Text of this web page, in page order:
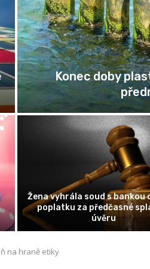
Zaměstnanec na
Cesta podnikatele: Jak
odvážnou myšlenku ve
firmu
na hraně etiky